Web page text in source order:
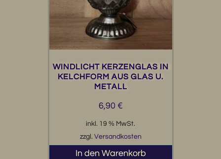
WINDLICHT KERZENGLAS IN
KELCHFORM AUS GLAS U.
METALL
6,90 €
inkl. 19 % MwSt.
zzgl. Versandkosten
In den Warenkorb